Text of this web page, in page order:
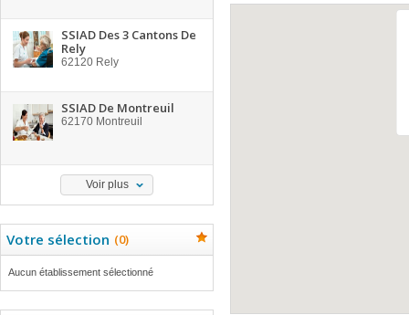
SSIAD Des 3 Cantons De
Rely
62120 Rely
SSIAD De Montreuil
62170 Montreuil
Voir plus
Votre sélection (0)
Aucun établissement sélectionné